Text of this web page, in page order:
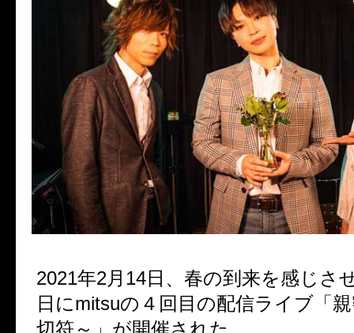
2021年2月 14日、春の到来を感じさ
日にmitsuの４回目の配信ライブ「